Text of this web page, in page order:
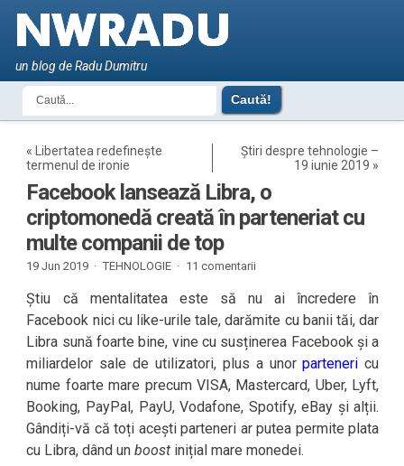
un blog de Radu Dumitru
«
Libertatea redefinește
termenul de ironie
Știri despre tehnologie –
19 iunie 2019 »
Facebook lansează Libra, o
criptomonedă creată în parteneriat cu
multe companii de top
19 Jun 2019 · TEHNOLOGIE · 11 comentarii
Știu că mentalitatea este să nu ai încredere în
Facebook nici cu like-urile tale, darămite cu banii tăi, dar
Libra sună foarte bine, vine cu susținerea Facebook și a
miliardelor sale de utilizatori, plus a unorparteneri cu
nume foarte mare precum VISA, Mastercard, Uber, Lyft,
Booking, PayPal, PayU, Vodafone, Spotify, eBay și alții.
Gândiți-vă că toți acești parteneri ar putea permite plata
cu Libra, dând unboost inițial mare monedei.